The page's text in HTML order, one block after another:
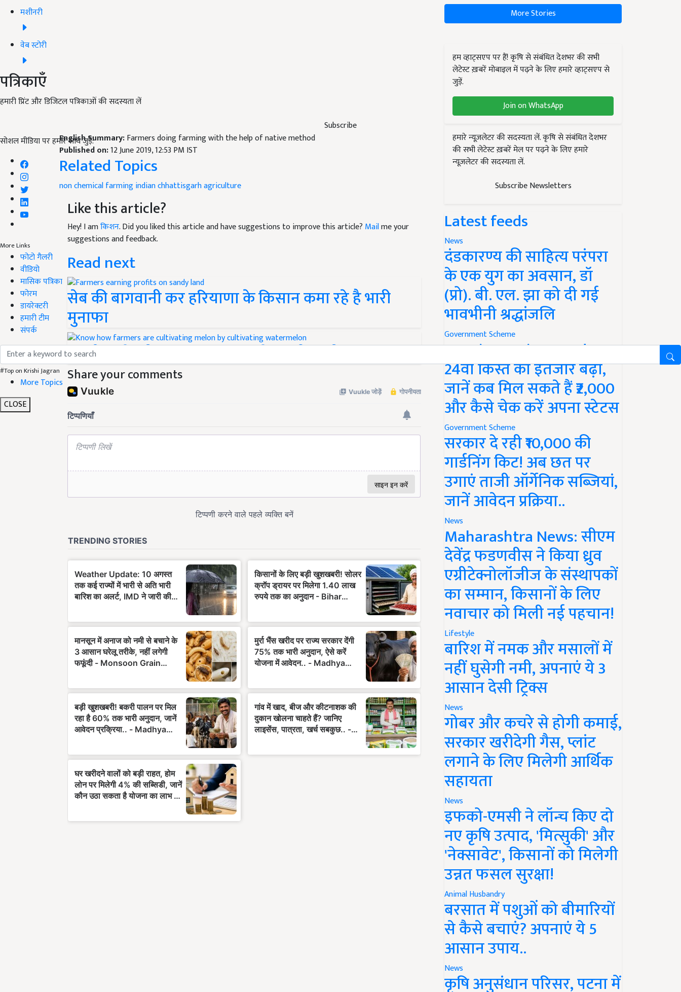
मशीनरी
वेब स्टोरी
पत्रिकाएँ
हमारी प्रिंट और डिजिटल पत्रिकाओं की सदस्यता लें
Subscribe
सोशल मीडिया पर हमारे साथ जुड़ें:
More Links
फोटो गैलरी
वीडियो
मासिक पत्रिका
फोरम
डायरेक्टरी
हमारी टीम
संपर्क
#Top on Krishi Jagran
More Topics
CLOSE
English Summary:Farmers doing farming with the help of native method
Published on:12 June 2019, 12:53 PM IST
Related Topics
non chemicalfarming indianchhattisgarhagriculture
Like this article?
Hey! I amकिशन. Did you liked this article and have suggestions to improve this article? Mailme your
suggestions and feedback.
Read next
सेब की बागवानी कर हरियाणा के किसान कमा रहे है भारी
मुनाफा
35 बीघा खेत में तरबूज उगा कमा रहे लाखों रूपयें
Share your comments
More Stories
हम व्हाट्सएप पर हैं! कृषि से संबंधित देशभर की सभी
लेटेस्ट ख़बरें मोबाइल में पढ़ने के लिए हमारे व्हाट्सएप से
जुड़ें.
Join on WhatsApp
हमारे न्यूज़लेटर की सदस्यता लें. कृषि से संबंधित देशभर
की सभी लेटेस्ट ख़बरें मेल पर पढ़ने के लिए हमारे
न्यूज़लेटर की सदस्यता लें.
Subscribe Newsletters
Latest feeds
News
दंडकारण्य की साहित्य परंपरा
के एक युग का अवसान, डॉ
(प्रो). बी. एल. झा को दी गई
भावभीनी श्रद्धांजलि
Government Scheme
PM Kisan Yojana Update:
24वीं किस्त का इंतजार बढ़ा,
जानें कब मिल सकते हैं ₹2,000
और कैसे चेक करें अपना स्टेटस
Government Scheme
सरकार दे रही ₹10,000 की
गार्डनिंग किट! अब छत पर
उगाएं ताजी ऑर्गेनिक सब्जियां,
जानें आवेदन प्रक्रिया..
News
Maharashtra News: सीएम
देवेंद्र फडणवीस ने किया ध्रुव
एग्रीटेक्नोलॉजीज के संस्थापकों
का सम्मान, किसानों के लिए
नवाचार को मिली नई पहचान!
Lifestyle
बारिश में नमक और मसालों में
नहीं घुसेगी नमी, अपनाएं ये 3
आसान देसी ट्रिक्स
News
गोबर और कचरे से होगी कमाई,
सरकार खरीदेगी गैस, प्लांट
लगाने के लिए मिलेगी आर्थिक
सहायता
News
इफको-एमसी ने लॉन्च किए दो
नए कृषि उत्पाद, 'मित्सुकी' और
'नेक्सावेट', किसानों को मिलेगी
उन्नत फसल सुरक्षा!
Animal Husbandry
बरसात में पशुओं को बीमारियों
से कैसे बचाएं? अपनाएं ये 5
आसान उपाय..
News
कृषि अनुसंधान परिसर, पटना में